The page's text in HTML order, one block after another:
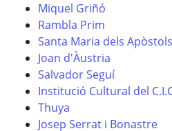
Miquel Griñó
Rambla Prim
Santa Maria dels Apòstols
Joan d'Àustria
Salvador Seguí
Institució Cultural del
Thuya
Josep Serrat i Bonastre